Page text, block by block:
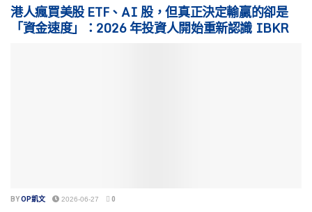
港人瘋買美股 ETF、AI 股，但真正決定輸贏的卻是
「資金速度」：2026 年投資人開始重新認識 IBKR
BYOP凱文 2026-06-27 0